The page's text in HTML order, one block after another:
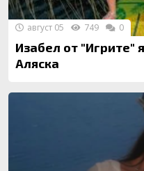
Изабел от "Игрите"
Аляска
август 05 749 0